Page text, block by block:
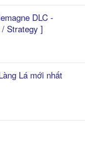
DLC -
Strategy ]
Lá mới nhất